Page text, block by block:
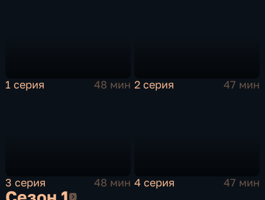
1 серия 48 мин 2 серия 47 мин
3 серия 48 мин 4 серия 47 мин
Сезон 1